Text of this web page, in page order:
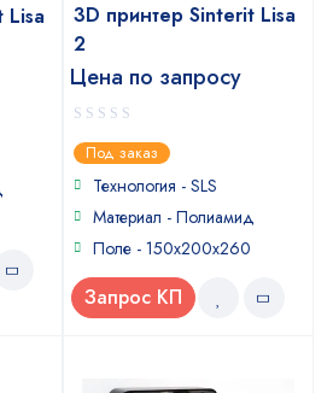
Lisa
3D принтер Sinterit Lisa
2
Цена по запросу
0
out
of
Под заказ
Технология - SLS
Материал - Полиамид
Поле - 150x200x260
Запрос КП